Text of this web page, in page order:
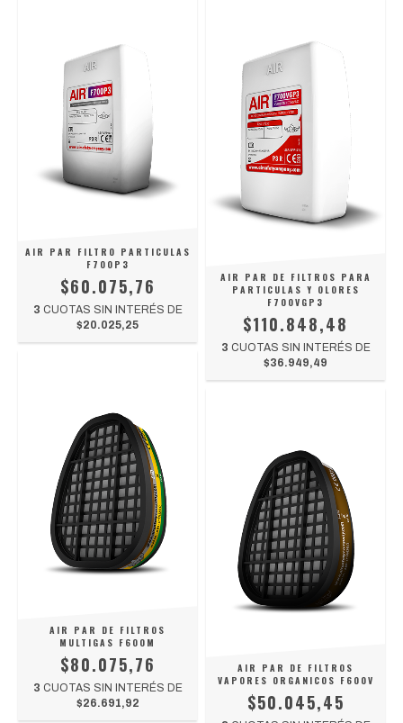
AIR PAR FILTRO PARTICULAS
F700P3
$60.075,76
3 CUOTAS SIN INTERÉS DE
$20.025,25
AIR PAR DE FILTROS PARA
PARTICULAS Y OLORES
F700VGP3
$110.848,48
3 CUOTAS SIN INTERÉS DE
$36.949,49
AIR PAR DE FILTROS
MULTIGAS F600M
$80.075,76
3 CUOTAS SIN INTERÉS DE
$26.691,92
AIR PAR DE FILTROS
VAPORES ORGANICOS F600V
$50.045,45